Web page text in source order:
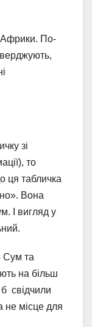
Африки. По-
зі
то
ця табличка
Вона
І вигляд у
Сум та
на більш
свідчили
не місце для